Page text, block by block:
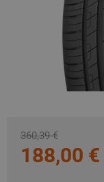
360,39 €
188,00 €